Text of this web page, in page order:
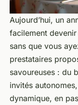
Aujourd’hui, un
facilement
sans que vous
prestataires
savoureuses : du
invités
dynamique, en